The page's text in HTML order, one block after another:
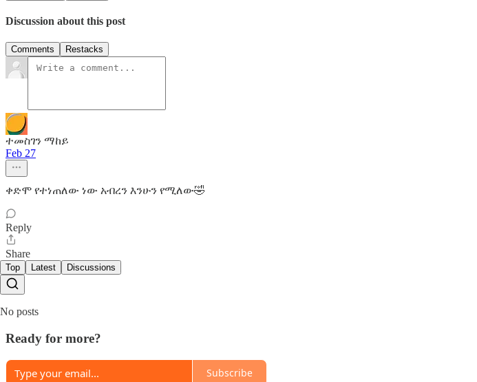
Discussion about this post
Comments Restacks
ተመስገን ማከይ
Feb 27
ቀድሞ የተነጠለው ነው አብረን እንሁን የሚለው🤣
Reply
Share
Top Latest Discussions
No posts
Ready for more?
Subscribe